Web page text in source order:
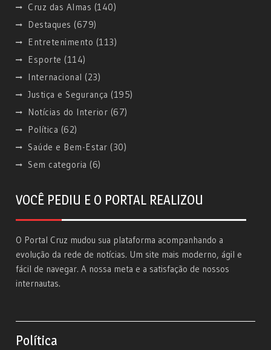
Cruz das Almas (140)
Destaques (679)
Entretenimento (113)
Esporte (114)
Internacional (23)
Justiça e Segurança (195)
Notícias do Interior (67)
Política (62)
Saúde e Bem-Estar (30)
Sem categoria (6)
VOCÊ PEDIU E O PORTAL REALIZOU
O Portal Cruz mudou sua plataforma acompanhando a
evolução da rede de notícias. Um site mais moderno, ágil e
fácil de navegar. A nossa meta e a satisfação de nossos
internautas.
Política